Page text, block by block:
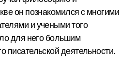
он познакомился с многими
и учеными того
для него большим
писательской деятельности.